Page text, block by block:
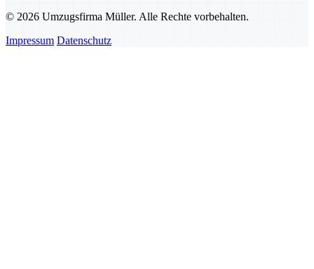
© 2026 Umzugsfirma Müller. Alle Rechte vorbehalten.
Impressum Datenschutz